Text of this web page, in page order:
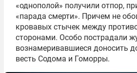
«однополой» получили отпор,
«парада смерти». Причем не
кровавых стычек между
сторонами. Особо пострадали
вознамеривавшиеся доносить
весть Содома и Гоморры.